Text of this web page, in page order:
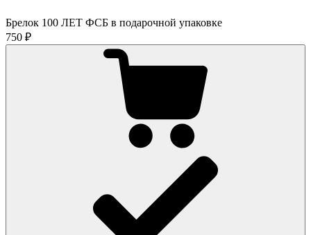
Брелок 100 ЛЕТ ФСБ в подарочной упаковке
750 ₽